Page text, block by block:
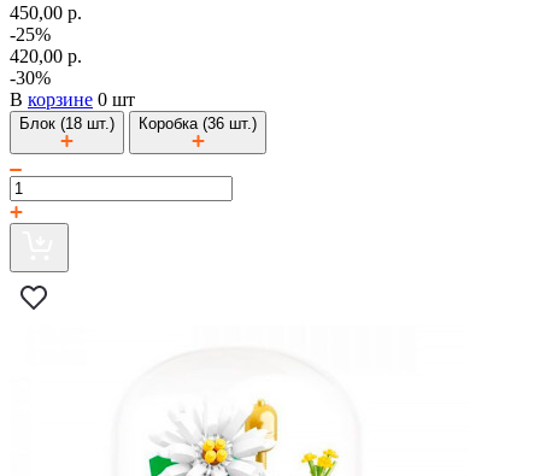
450,00 р.
-25%
420,00 р.
-30%
В корзине 0 шт
Блок (18 шт.) Коробка (36 шт.)